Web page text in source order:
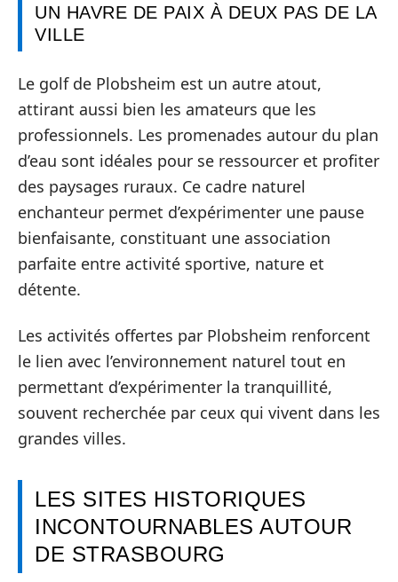
UN HAVRE DE PAIX À DEUX PAS DE LA
VILLE
Le golf de Plobsheim est un autre atout,
attirant aussi bien les amateurs que les
professionnels. Les promenades autour du plan
d’eau sont idéales pour se ressourcer et profiter
des paysages ruraux. Ce cadre naturel
enchanteur permet d’expérimenter une pause
bienfaisante, constituant une association
parfaite entre activité sportive, nature et
détente.
Les activités offertes par Plobsheim renforcent
le lien avec l’environnement naturel tout en
permettant d’expérimenter la tranquillité,
souvent recherchée par ceux qui vivent dans les
grandes villes.
LES SITES HISTORIQUES
INCONTOURNABLES AUTOUR
DE STRASBOURG